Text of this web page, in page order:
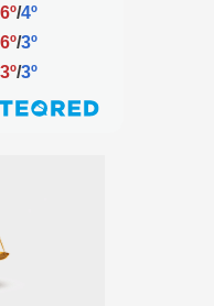
/4º
/3º
/3º